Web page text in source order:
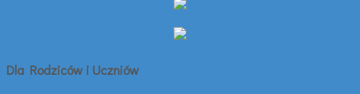
Dla Rodziców i Uczniów